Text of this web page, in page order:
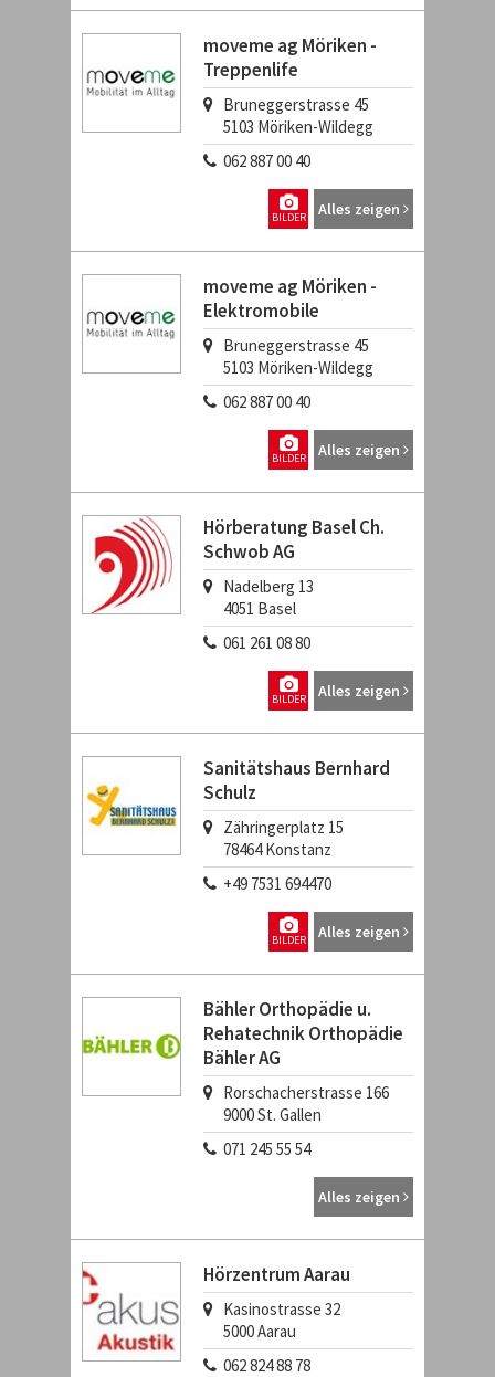
moveme ag Möriken -
Treppenlife
Bruneggerstrasse 45
5103 Möriken-Wildegg
062 887 00 40
Alles zeigen
BILDER
moveme ag Möriken -
Elektromobile
Bruneggerstrasse 45
5103 Möriken-Wildegg
062 887 00 40
Alles zeigen
BILDER
Hörberatung Basel Ch.
Schwob AG
Nadelberg 13
4051 Basel
061 261 08 80
Alles zeigen
BILDER
Sanitätshaus Bernhard
Schulz
Zähringerplatz 15
78464 Konstanz
+49 7531 694470
Alles zeigen
BILDER
Bähler Orthopädie u.
Rehatechnik Orthopädie
Bähler AG
Rorschacherstrasse 166
9000St. Gallen
071 245 55 54
Alles zeigen
Hörzentrum Aarau
Kasinostrasse 32
5000Aarau
062 824 88 78